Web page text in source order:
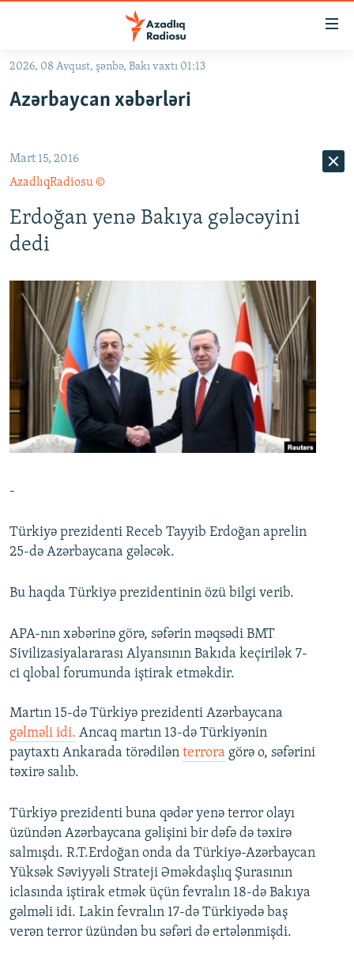
Əsas
qayıt
qayıt
Axtarışa
QANUNI DOĞRU
ARAŞDIRMA
MULTIMEDIA
VIDEO
FOTOQALEREYA
İNFOQRAFIKA
KARIKATURA
RADIO ARXIV
OXU ZALI
AZƏRBAYCAN ƏDƏBIYYATI KITABXANASI
İSLAM VƏ DEMOKRATIYA
İZ - MƏDƏNIYYƏT PROQRAMI
HAQQIMIZDA
MISSIYAMIZ
PEŞƏ ETIKASI VƏ JURNALISTIKA STANDARTLARIMIZ
MATERIALLARIMIZDAN ISTIFADƏ
AZADLIQRADIOSU MOBIL TELEFONUNUZDA
BIZI IZLƏ
RFE/RL-in bütün saytları
2026, 08 Avqust, şənbə, Bakı vaxtı 01:13
Azərbaycan xəbərləri
Mart 15, 2016
AzadlıqRadiosu ©
Erdoğan yenə Bakıya gələcəyini
dedi
-
Türkiyə prezidenti Receb Tayyib Erdoğan aprelin
25-də Azərbaycana gələcək.
Bu haqda Türkiyə prezidentinin özü bilgi verib.
APA-nın xəbərinə görə, səfərin məqsədi BMT
Sivilizasiyalararası Alyansının Bakıda keçirilək 7-
ci qlobal forumunda iştirak etməkdir.
Martın 15-də Türkiyə prezidenti Azərbaycana
gəlməli idi. Ancaq martın 13-də Türkiyənin
paytaxtı Ankarada törədilən terrora görə o, səfərini
təxirə salıb.
Türkiyə prezidenti buna qədər yenə terror olayı
üzündən Azərbaycana gəlişini bir dəfə də təxirə
salmışdı. R.T.Erdoğan onda da Türkiyə-Azərbaycan
Yüksək Səviyyəli Strateji Əməkdaşlıq Şurasının
iclasında iştirak etmək üçün fevralın 18-də Bakıya
gəlməli idi. Lakin fevralın 17-də Türkiyədə baş
verən terror üzündən bu səfəri də ertələnmişdi.